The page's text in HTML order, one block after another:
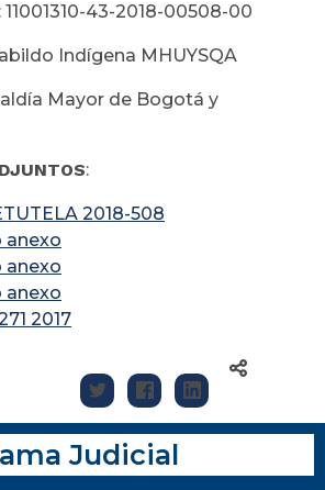
11001310-43-2018-00508-00
Indígena MHUYSQA
Mayor de Bogotá y
:
2018-508
anexo
anexo
anexo
2017
Judicial